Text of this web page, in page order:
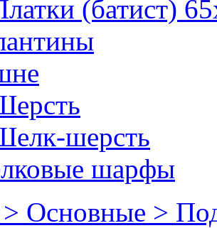
(батист)
шерсть
шарфы
Основные >